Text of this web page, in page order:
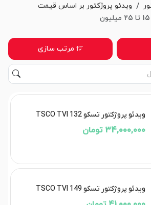
ویدئو پروژکتور بر اساس قیمت
مرتب سازی
ویدئو پروژکتور تسکو TSCO TVI 132
34,000,000 تومان
ویدئو پروژکتور تسکو TSCO TVI 149